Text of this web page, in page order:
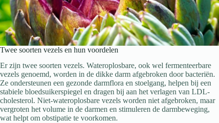
Twee soorten vezels en hun voordelen
Er zijn twee soorten vezels. Wateroplosbare, ook wel fermenteerbare
vezels genoemd, worden in de dikke darm afgebroken door bacteriën.
Ze ondersteunen een gezonde darmflora en stoelgang, helpen bij een
stabiele bloedsuikerspiegel en dragen bij aan het verlagen van LDL-
cholesterol. Niet-wateroplosbare vezels worden niet afgebroken, maar
vergroten het volume in de darmen en stimuleren de darmbeweging,
wat helpt om obstipatie te voorkomen.